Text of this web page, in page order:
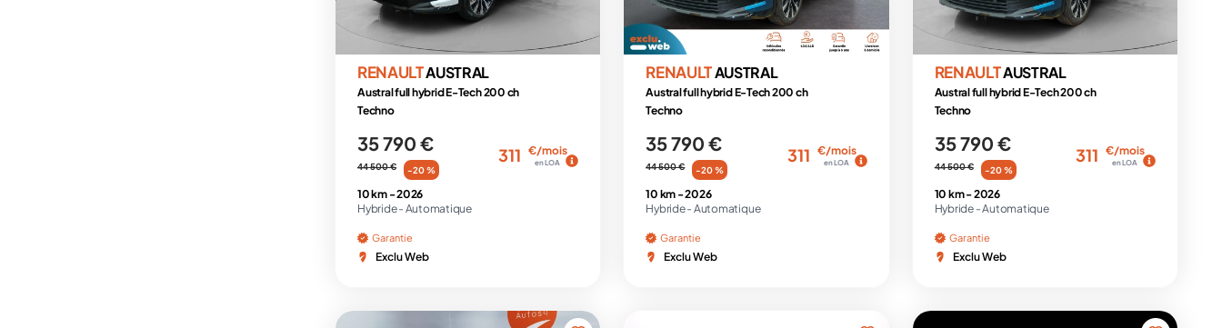
RENAULTAUSTRAL
Austral full hybrid E-Tech 200 ch
Techno
35 790 €
44 500 € -20 %
311 €/mois
en LOA
10 km -2026
Hybride - Automatique
Garantie
Exclu Web
RENAULTAUSTRAL
Austral full hybrid E-Tech 200 ch
Techno
35 790 €
44 500 € -20 %
311 €/mois
en LOA
10 km -2026
Hybride - Automatique
Garantie
Exclu Web
RENAULTAUSTRAL
Austral full hybrid E-Tech 200 ch
Techno
35 790 €
44 500 € -20 %
311 €/mois
en LOA
10 km -2026
Hybride -Automatique
Garantie
Exclu Web